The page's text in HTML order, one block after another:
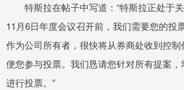
特斯拉在帖子中写道：“特斯拉正处于
11月6日年度会议召开前，我们需要您的投
作为公司所有者，很快将从券商处收到控
便您参与投票。我们恳请您针对所有提案
进行投票。”